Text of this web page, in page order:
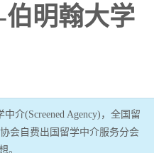
伯明翰大学
介(Screened Agency)，全国留
会自费出国留学中介服务分会
。